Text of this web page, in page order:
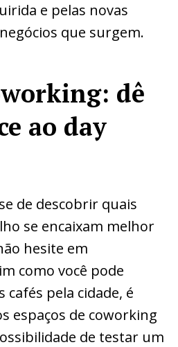
e pelas novas
que surgem.
dê
ao day
de descobrir quais
se encaixam melhor
hesite em
como você pode
pela cidade, é
espaços de coworking
de testar um